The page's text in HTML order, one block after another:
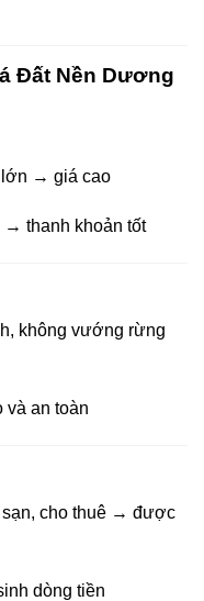
Đất Nền Dương
lớn → giá cao
thanh khoản tốt
không vướng rừng
an toàn
sạn, cho thuê → được
dòng tiền